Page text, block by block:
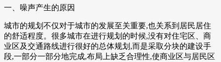
一、噪声产生的原因
城市的规划不仅对于城市的发展至关重要,也关系到居民居住
的舒适程度。很多城市在进行规划的时候,没有对住宅区、商
业区及交通路线进行很好的总体规划,而是采取分块的建设手
段,一部分一部分地完成,布局上缺乏合理性,使商业区与居民区